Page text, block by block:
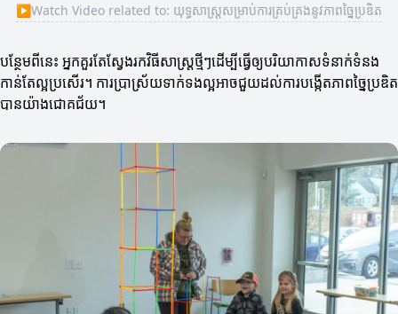
▶Watch Video related to: យុទ្ធសាស្ត្រ​សម្រាប់​ការ​គ្រប់គ្រង​នូវភាពច្នៃប្រឌិត
បន្ថែមពីនេះ អ្នកគួរតែស្វែងរកវិធីសាស្ត្រ​ថ្មីៗដើម្បីធ្វើឲ្យបរិយាកាសទំនាក់ទំនង
កាន់តែល្អប្រសើរ។ ការប្រាស្រ័យទាក់ទងល្អអាចជួយដល់ការបង្កើតភាពច្នៃប្រឌិត
បានយ៉ាងជោគជ័យ។